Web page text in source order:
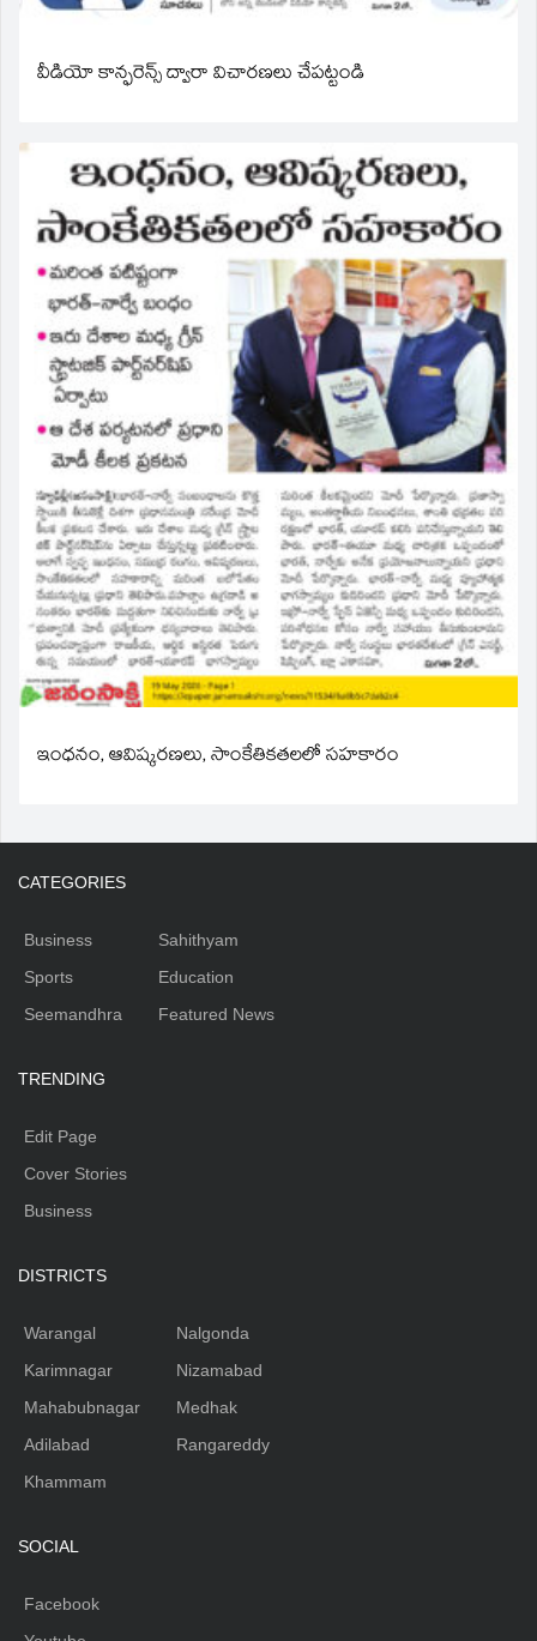
వీడియో కాన్ఫరెన్స్ ద్వారా విచారణలు చేపట్టండి
ఇంధనం, ఆవిష్కరణలు, సాంకేతికతలలో సహకారం
CATEGORIES
Business
Sports
Seemandhra
Sahithyam
Education
Featured News
TRENDING
Edit Page
Cover Stories
Business
DISTRICTS
Warangal
Karimnagar
Mahabubnagar
Adilabad
Khammam
Nalgonda
Nizamabad
Medhak
Rangareddy
SOCIAL
Facebook